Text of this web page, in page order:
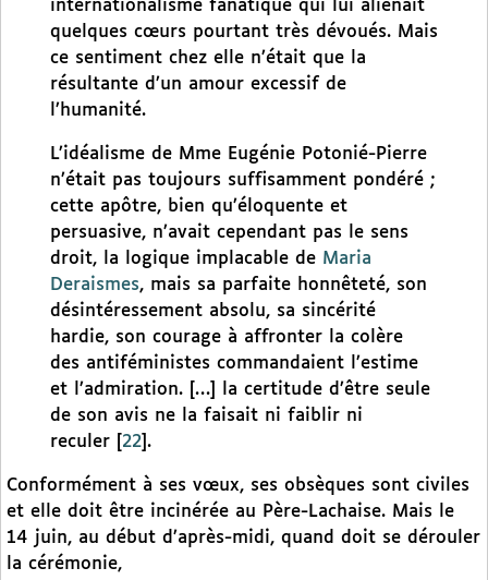
internationalisme fanatique qui lui aliénait
quelques cœurs pourtant très dévoués. Mais
ce sentiment chez elle n’était que la
résultante d’un amour excessif de
l’humanité.
L’idéalisme de Mme Eugénie Potonié-Pierre
n’était pas toujours suffisamment pondéré ;
cette apôtre, bien qu’éloquente et
persuasive, n’avait cependant pas le sens
droit, la logique implacable de Maria
Deraismes, mais sa parfaite honnêteté, son
désintéressement absolu, sa sincérité
hardie, son courage à affronter la colère
des antiféministes commandaient l’estime
et l’admiration. […] la certitude d’être seule
de son avis ne la faisait ni faiblir ni
reculer
22 .
Conformément à ses vœux, ses obsèques sont civiles
et elle doit être incinérée au Père-Lachaise. Mais le
14 juin, au début d’après-midi, quand doit se dérouler
la cérémonie,